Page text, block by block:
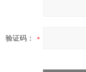
验证码：